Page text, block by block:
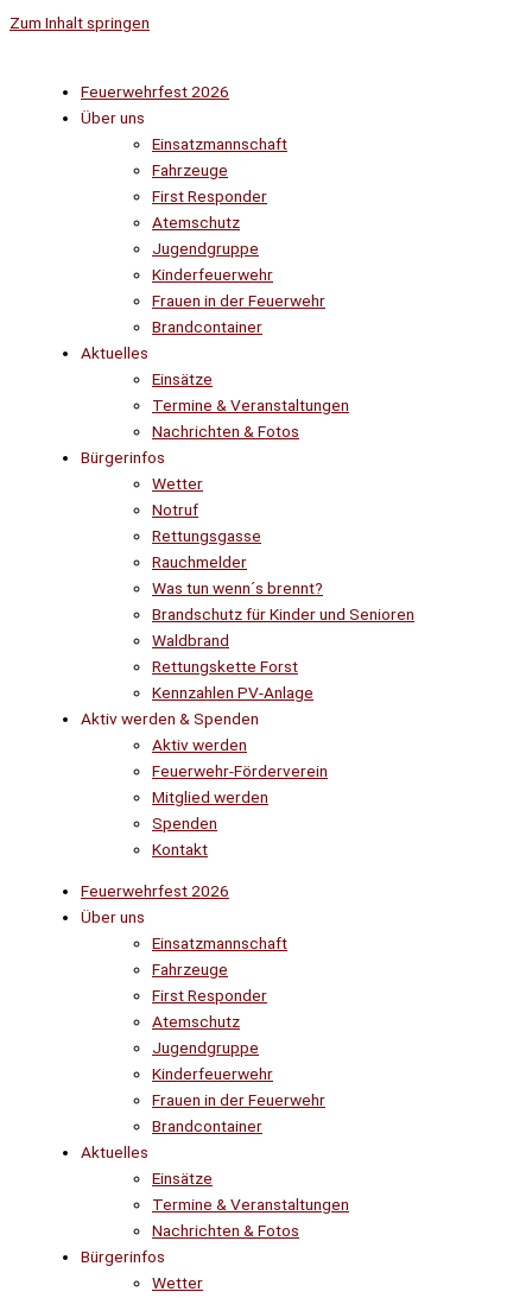
Zum Inhalt springen
Feuerwehrfest 2026
Über uns
Einsatzmannschaft
Fahrzeuge
First Responder
Atemschutz
Jugendgruppe
Kinderfeuerwehr
Frauen in der Feuerwehr
Brandcontainer
Aktuelles
Einsätze
Termine & Veranstaltungen
Nachrichten & Fotos
Bürgerinfos
Wetter
Notruf
Rettungsgasse
Rauchmelder
Was tun wenn´s brennt?
Brandschutz für Kinder und Senioren
Waldbrand
Rettungskette Forst
Kennzahlen PV-Anlage
Aktiv werden & Spenden
Aktiv werden
Feuerwehr-Förderverein
Mitglied werden
Spenden
Kontakt
Feuerwehrfest 2026
Über uns
Einsatzmannschaft
Fahrzeuge
First Responder
Atemschutz
Jugendgruppe
Kinderfeuerwehr
Frauen in der Feuerwehr
Brandcontainer
Aktuelles
Einsätze
Termine & Veranstaltungen
Nachrichten & Fotos
Bürgerinfos
Wetter